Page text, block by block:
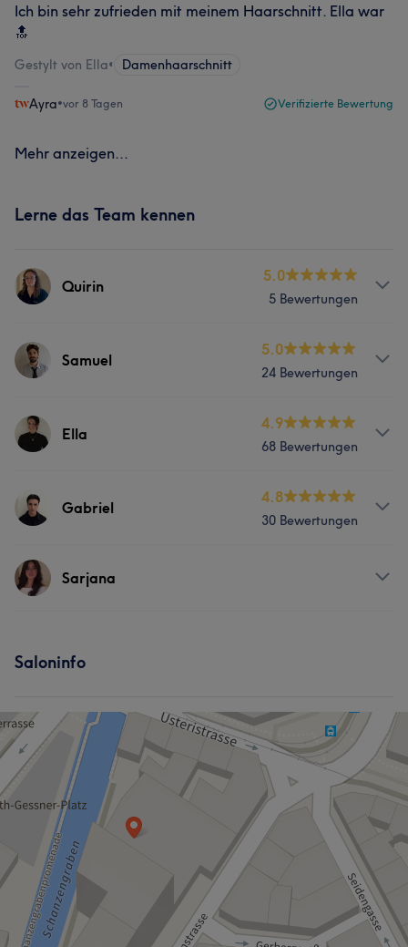
Ich bin sehr zufrieden mit meinem Haarschnitt. Ella war
🔝
Gestylt von Ella• Damenhaarschnitt
Ayra•vor 8 Tagen Verifizierte Bewertung
Mehr anzeigen...
Lerne das Team kennen
Quirin
5.0
5 Bewertungen
Services
Samuel
5.0
24 Bewertungen
Services
Ella
4.9
68 Bewertungen
Services
Was unsere Kunden über Ella sagen
Gabriel
4.8
30 Bewertungen
ServicesSarjana
Saloninfo